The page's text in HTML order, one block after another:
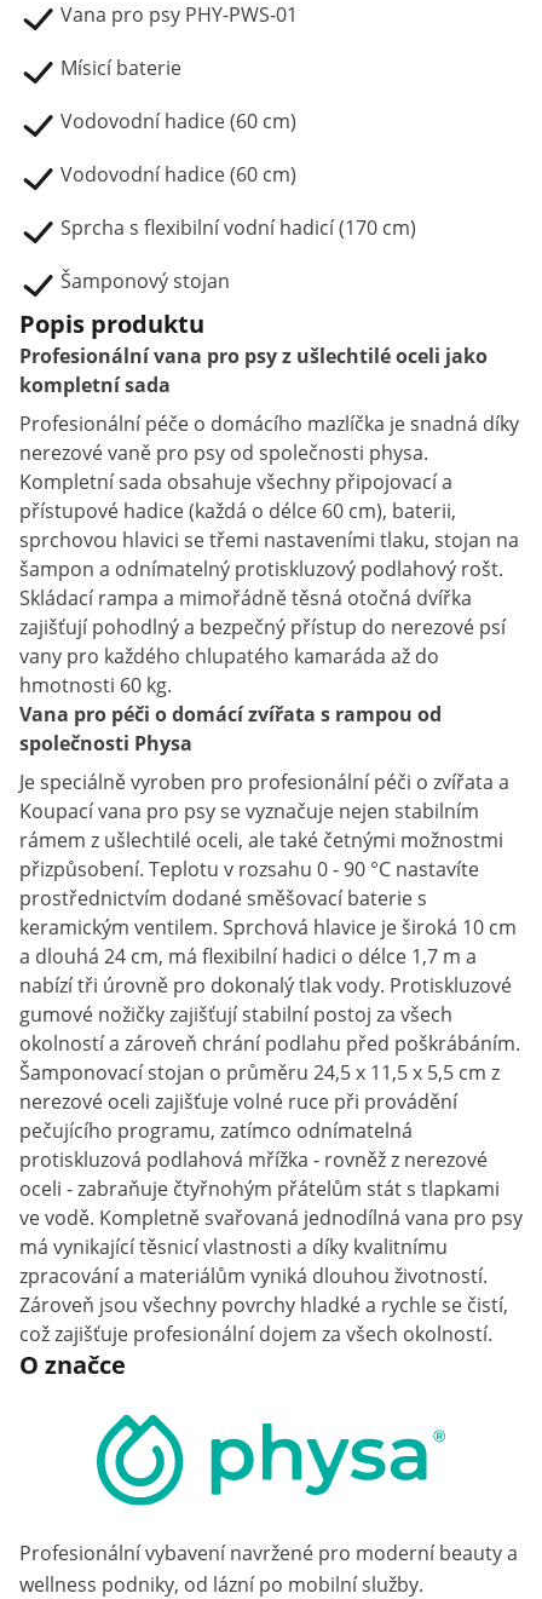
Vana pro psy PHY-PWS-01
Mísicí baterie
Vodovodní hadice (60 cm)
Vodovodní hadice (60 cm)
Sprcha s flexibilní vodní hadicí (170 cm)
Šamponový stojan
Popis produktu
Profesionální vana pro psy z ušlechtilé oceli jako
kompletní sada
Profesionální péče o domácího mazlíčka je snadná díky
nerezové vaně pro psy od společnosti physa.
Kompletní sada obsahuje všechny připojovací a
přístupové hadice (každá o délce 60 cm), baterii,
sprchovou hlavici se třemi nastaveními tlaku, stojan na
šampon a odnímatelný protiskluzový podlahový rošt.
Skládací rampa a mimořádně těsná otočná dvířka
zajišťují pohodlný a bezpečný přístup do nerezové psí
vany pro každého chlupatého kamaráda až do
hmotnosti 60 kg.
Vana pro péči o domácí zvířata s rampou od
společnosti Physa
Je speciálně vyroben pro profesionální péči o zvířata a
Koupací vana pro psy se vyznačuje nejen stabilním
rámem z ušlechtilé oceli, ale také četnými možnostmi
přizpůsobení. Teplotu v rozsahu 0 - 90 °C nastavíte
prostřednictvím dodané směšovací baterie s
keramickým ventilem. Sprchová hlavice je široká 10 cm
a dlouhá 24 cm, má flexibilní hadici o délce 1,7 m a
nabízí tři úrovně pro dokonalý tlak vody. Protiskluzové
gumové nožičky zajišťují stabilní postoj za všech
okolností a zároveň chrání podlahu před poškrábáním.
Šamponovací stojan o průměru 24,5 x 11,5 x 5,5 cm z
nerezové oceli zajišťuje volné ruce při provádění
pečujícího programu, zatímco odnímatelná
protiskluzová podlahová mřížka - rovněž z nerezové
oceli - zabraňuje čtyřnohým přátelům stát s tlapkami
ve vodě. Kompletně svařovaná jednodílná vana pro psy
má vynikající těsnicí vlastnosti a díky kvalitnímu
zpracování a materiálům vyniká dlouhou životností.
Zároveň jsou všechny povrchy hladké a rychle se čistí,
což zajišťuje profesionální dojem za všech okolností.
O značce
Profesionální vybavení navržené pro moderní beauty a
wellness podniky, od lázní po mobilní služby.